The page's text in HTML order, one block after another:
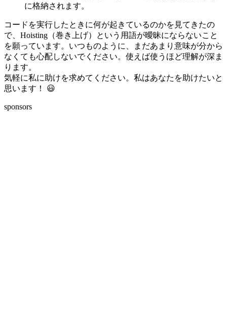
に格納されます。
コードを実行したときに何が起きているのかを見てきたの
で、Hoisting（巻き上げ）という用語が曖昧にならないこと
を願っています。いつものように、まだあまり意味が分から
なくても心配しないでください。使えば使うほど理解が深ま
ります。
気軽に私に助けを求めてください。私はあなたを助けたいと
思います！ 😃
sponsors